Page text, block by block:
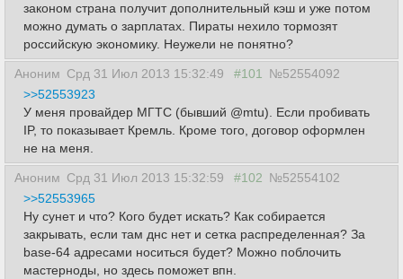
законом страна получит дополнительный кэш и уже потом
можно думать о зарплатах. Пираты нехило тормозят
российскую экономику. Неужели не понятно?
Аноним Срд 31 Июл 2013 15:32:49 #101
№52554092
>>52553923
У меня провайдер МГТС (бывший @mtu). Если пробивать
IP, то показывает Кремль. Кроме того, договор оформлен
не на меня.
Аноним Срд 31 Июл 2013 15:32:59 #102 №52554102
>>52553965
Ну сунет и что? Кого будет искать? Как собирается
закрывать, если там днс нет и сетка распределенная? За
base-64 адресами носиться будет? Можно поблочить
мастерноды, но здесь поможет впн.